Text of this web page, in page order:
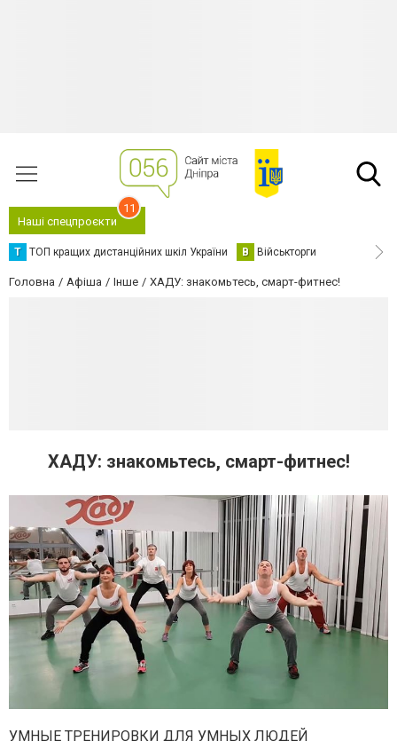
Наші спецпроєкти
11
Т ТОП кращих дистанційних шкіл України В Військторги
Головна Афіша Інше ХАДУ: знакомьтесь, смарт-фитнес!
ХАДУ: знакомьтесь, смарт-фитнес!
УМНЫЕ ТРЕНИРОВКИ ДЛЯ УМНЫХ ЛЮДЕЙ